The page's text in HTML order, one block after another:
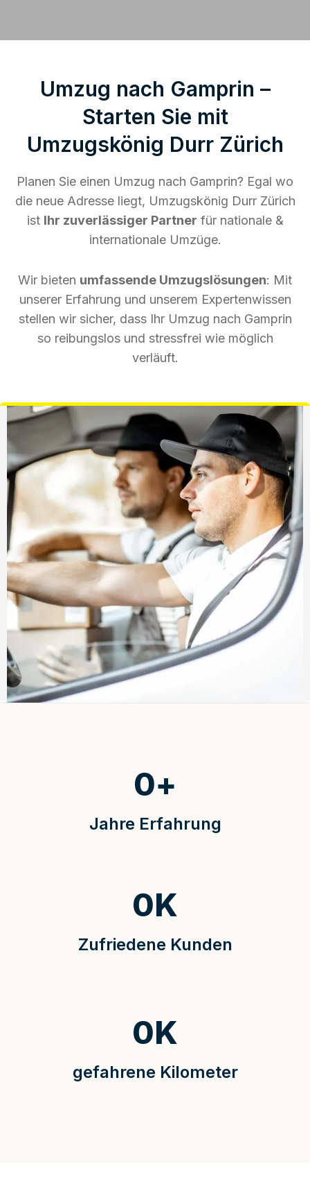
Umzug nach Gamprin –
Starten Sie mit
Umzugskönig Durr Zürich
Planen Sie einen Umzug nach Gamprin? Egal wo
die neue Adresse liegt, Umzugskönig Durr Zürich
ist Ihr zuverlässiger Partner für nationale &
internationale Umzüge.
Wir bieten umfassende Umzugslösungen: Mit
unserer Erfahrung und unserem Expertenwissen
stellen wir sicher, dass Ihr Umzug nach Gamprin
so reibungslos und stressfrei wie möglich
verläuft.
Jahre Erfahrung
0+
Zufriedene Kunden
0K
gefahrene Kilometer
0K